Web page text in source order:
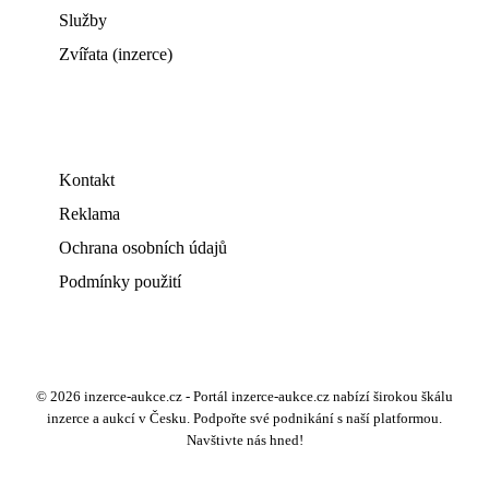
Služby
Zvířata (inzerce)
Kontakt
Reklama
Ochrana osobních údajů
Podmínky použití
© 2026 inzerce-aukce.cz - Portál inzerce-aukce.cz nabízí širokou škálu
inzerce a aukcí v Česku. Podpořte své podnikání s naší platformou.
Navštivte nás hned!